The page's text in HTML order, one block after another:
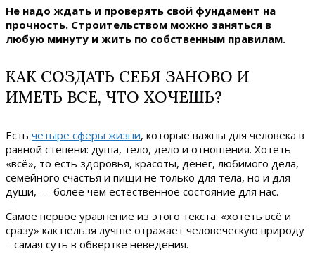
Не надо ждать и проверять свой фундамент на
прочность. Строительством можно заняться в
любую минуту и жить по собственным правилам.
КАК СОЗДАТЬ СЕБЯ ЗАНОВО И
ИМЕТЬ ВСЕ, ЧТО ХОЧЕШЬ?
Есть четыре сферы жизни, которые важны для человека в
равной степени: душа, тело, дело и отношения. Хотеть
«всё», то есть здоровья, красоты, денег, любимого дела,
семейного счастья и пищи не только для тела, но и для
души, — более чем естественное состояние для нас.
Самое первое уравнение из этого текста: «хотеть всё и
сразу» как нельзя лучше отражает человеческую природу
– самая суть в обвертке неведения.